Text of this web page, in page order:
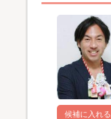
候補に入れる